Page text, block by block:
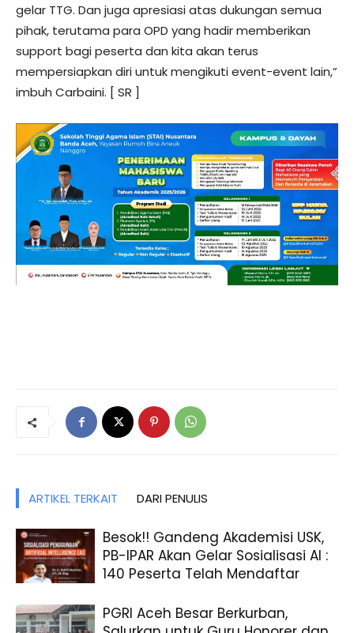
gelar TTG. Dan juga apresiasi atas dukungan semua
pihak, terutama para OPD yang hadir memberikan
support bagi peserta dan kita akan terus
mempersiapkan diri untuk mengikuti event-event lain,”
imbuh Carbaini. [ SR ]
ARTIKEL TERKAIT DARI PENULIS
Besok!! Gandeng Akademisi USK,
PB-IPAR Akan Gelar Sosialisasi AI :
140 Peserta Telah Mendaftar
PGRI Aceh Besar Berkurban,